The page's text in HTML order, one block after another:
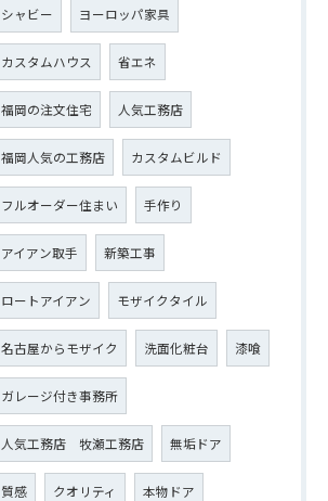
シャビー ヨーロッパ家具
カスタムハウス 省エネ
福岡の注文住宅 人気工務店
福岡人気の工務店 カスタムビルド
フルオーダー住まい 手作り
アイアン取手 新築工事
ロートアイアン モザイクタイル
名古屋からモザイク 洗面化粧台 漆喰
ガレージ付き事務所
人気工務店 牧瀬工務店 無垢ドア
質感 クオリティ 本物ドア